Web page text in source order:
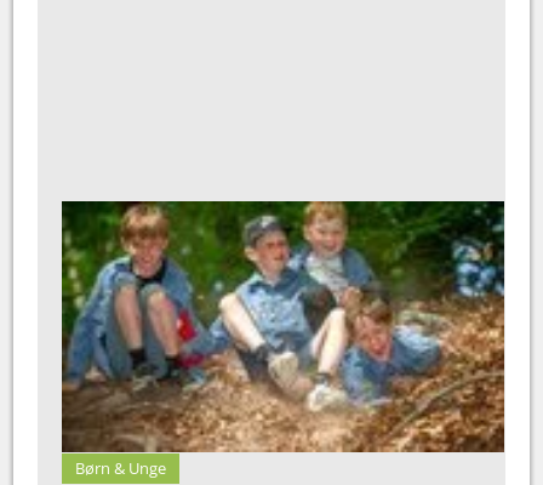
Børn & Unge